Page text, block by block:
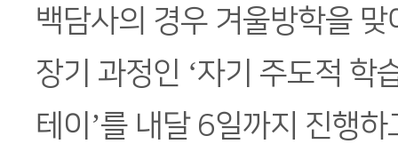
백담사의 경우 겨울방학을
장기 과정인 ‘자기 주도적 학
테이’를 내달 6일까지 진행